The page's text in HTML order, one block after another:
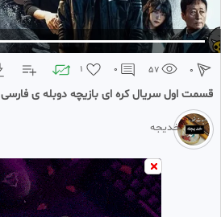
5
تبلیغ 1 از 2
1 0 57 0
قسمت اول سریال کره ای بازیچه دوبله ی فارسی
قسمت اول سریال کره ای بازیچه دوبله ی فارسس
خدیجه